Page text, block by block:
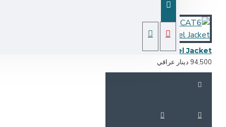
دينار عراقي